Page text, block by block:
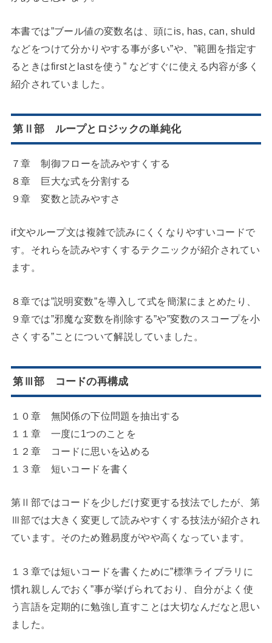
本書では”ブール値の変数名は、頭にis, has, can, shuld
などをつけて分かりやする事が多い”や、”範囲を指定す
るときはfirstとlastを使う” などすぐに使える内容が多く
紹介されていました。
第Ⅱ部 ループとロジックの単純化
７章 制御フローを読みやすくする
８章 巨大な式を分割する
９章 変数と読みやすさ
if文やループ文は複雑で読みにくくなりやすいコードで
す。それらを読みやすくするテクニックが紹介されてい
ます。
８章では”説明変数”を導入して式を簡潔にまとめたり、
９章では”邪魔な変数を削除する”や”変数のスコープを小
さくする”ことについて解説していました。
第Ⅲ部 コードの再構成
１０章 無関係の下位問題を抽出する
１１章 一度に1つのことを
１２章 コードに思いを込める
１３章 短いコードを書く
第Ⅱ部ではコードを少しだけ変更する技法でしたが、第
Ⅲ部では大きく変更して読みやすくする技法が紹介され
ています。そのため難易度がやや高くなっています。
１３章では短いコードを書くために”標準ライブラリに
慣れ親しんでおく”事が挙げられており、自分がよく使
う言語を定期的に勉強し直すことは大切なんだなと思い
ました。